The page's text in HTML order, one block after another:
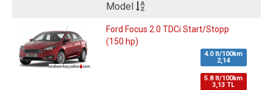
Model
Ford Focus 2.0 TDCi Start/Stopp
(150 hp)
4.0 lt/100km
2,14
5.8 lt/100km
3,13 TL